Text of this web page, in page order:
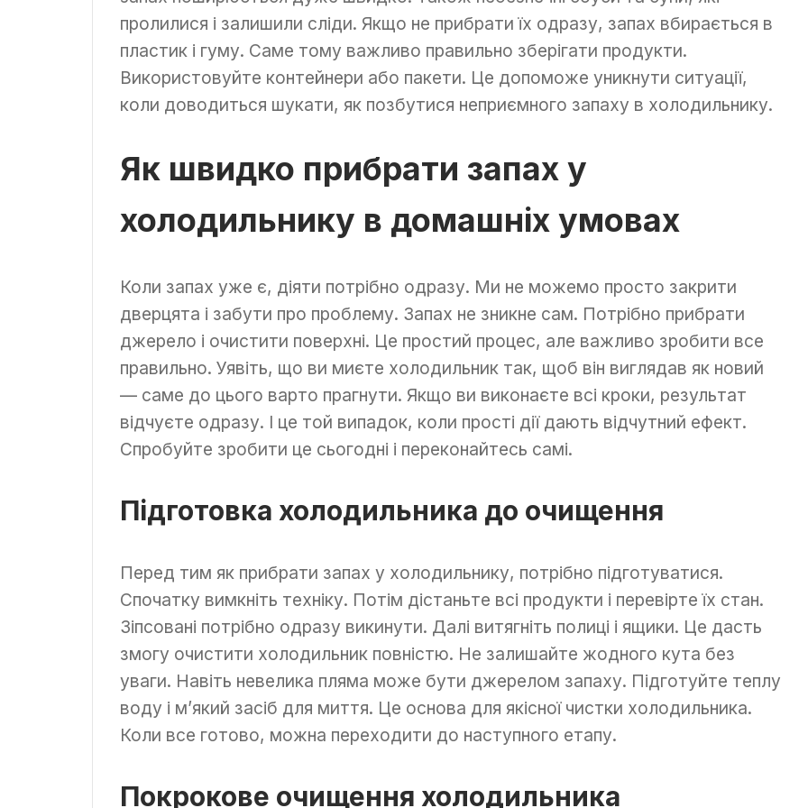
пролилися і залишили сліди. Якщо не прибрати їх одразу, запах вбирається в
пластик і гуму. Саме тому важливо правильно зберігати продукти.
Використовуйте контейнери або пакети. Це допоможе уникнути ситуації,
коли доводиться шукати, як позбутися неприємного запаху в холодильнику.
Як швидко прибрати запах у
холодильнику в домашніх умовах
Коли запах уже є, діяти потрібно одразу. Ми не можемо просто закрити
дверцята і забути про проблему. Запах не зникне сам. Потрібно прибрати
джерело і очистити поверхні. Це простий процес, але важливо зробити все
правильно. Уявіть, що ви миєте холодильник так, щоб він виглядав як новий
— саме до цього варто прагнути. Якщо ви виконаєте всі кроки, результат
відчуєте одразу. І це той випадок, коли прості дії дають відчутний ефект.
Спробуйте зробити це сьогодні і переконайтесь самі.
Підготовка холодильника до очищення
Перед тим як прибрати запах у холодильнику, потрібно підготуватися.
Спочатку вимкніть техніку. Потім дістаньте всі продукти і перевірте їх стан.
Зіпсовані потрібно одразу викинути. Далі витягніть полиці і ящики. Це дасть
змогу очистити холодильник повністю. Не залишайте жодного кута без
уваги. Навіть невелика пляма може бути джерелом запаху. Підготуйте теплу
воду і м’який засіб для миття. Це основа для якісної чистки холодильника.
Коли все готово, можна переходити до наступного етапу.
Покрокове очищення холодильника